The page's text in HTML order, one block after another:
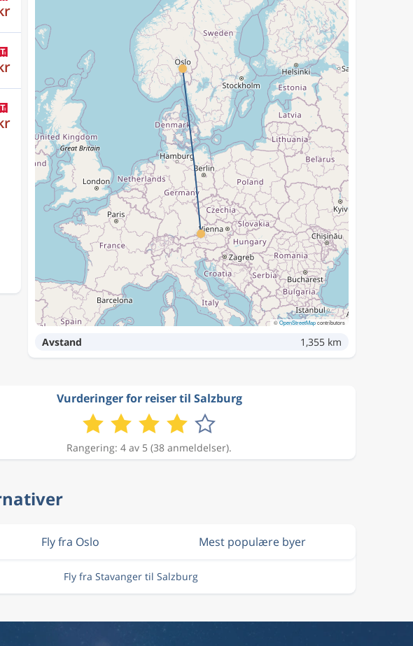
©OpenStreetMapcontributors
Avstand 1,355 km
Vurderinger for reiser til Salzburg
Rangering: 4 av 5 (38 anmeldelser).
Fly fra Oslo Mest populære byer
Fly fra Stavanger til Salzburg